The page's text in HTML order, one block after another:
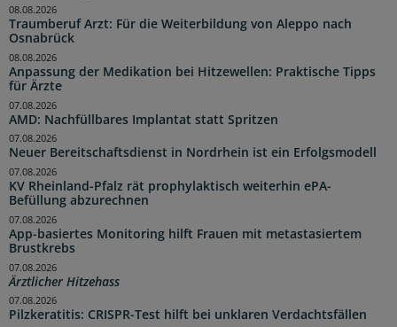
Traumberuf Arzt: Für die Weiterbildung von Aleppo nach
Osnabrück
08.08.2026
Anpassung der Medikation bei Hitzewellen: Praktische Tipps
für Ärzte
08.08.2026
AMD: Nachfüllbares Implantat statt Spritzen
07.08.2026
Neuer Bereitschaftsdienst in Nordrhein ist ein Erfolgsmodell
07.08.2026
KV Rheinland-Pfalz rät prophylaktisch weiterhin ePA-
Befüllung abzurechnen
07.08.2026
App-basiertes Monitoring hilft Frauen mit metastasiertem
Brustkrebs
07.08.2026
Ärztlicher Hitzehass
07.08.2026
Pilzkeratitis: CRISPR-Test hilft bei unklaren Verdachtsfällen
07.08.2026